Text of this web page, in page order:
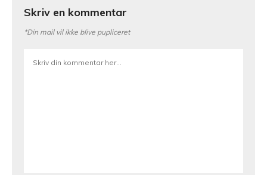
Skriv en kommentar
*Din mail vil ikke blive pupliceret